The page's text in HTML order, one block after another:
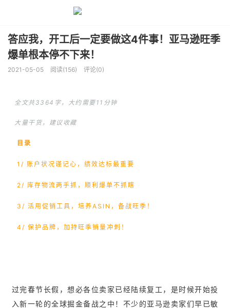
答应我，开工后一定要做这4件事！亚马逊旺季
爆单根本停不下来！
2021-05-05 阅读(156) 评论(0)
全文共3364字，大约需要11分钟
大量干货，建议收藏
目录
1/ 账户状况谨记心，绩效达标最重要
2/ 库存物流两手抓，顺利爆单不抓瞎
3/ 活用促销工具，培养ASIN，备战旺季！
4/ 保护品牌，加持旺季销量冲刺！
过完春节长假，想必各位卖家已经陆续复工，是时候开始投
入新一轮的全球掘金备战之中！不少的亚马逊卖家们早已敏